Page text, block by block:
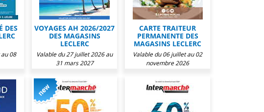
DES
08
VOYAGES AH 2026/2027
DES MAGASINS
LECLERC
Valable du 27 juillet 2026 au
31 mars 2027
CARTE TRAITEUR
PERMANENTE DES
MAGASINS LECLERC
Valable du 06 juillet au 02
novembre 2026